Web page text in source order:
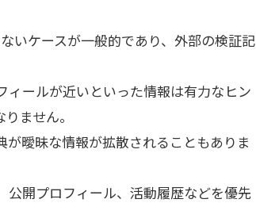
いケースが一般的であり、外部の検証記
ールが近いといった情報は有力なヒン
ません。
曖昧な情報が拡散されることもありま
開プロフィール、活動履歴などを優先